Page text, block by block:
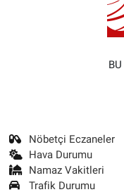
Nöbetçi Eczaneler
Hava Durumu
Namaz Vakitleri
Trafik Durumu